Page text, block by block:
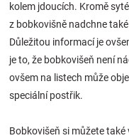
Novinky
Značky
Blog
Hračkářství
kolem jdoucích. Kromě
z bobkovišně nadchne
Důležitou informací je
je to, že bobkovišeň není
ovšem na listech může
speciální postřik.
Bobkovišeň si můžete